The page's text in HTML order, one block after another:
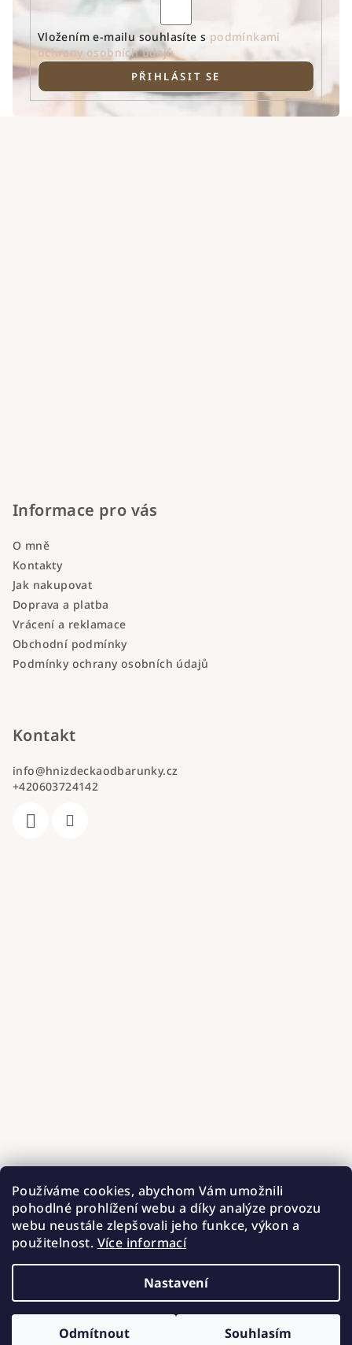
Používáme cookies, abychom Vám umožnili
pohodlné prohlížení webu a díky analýze provozu
webu neustále zlepšovali jeho funkce, výkon a
použitelnost. Více informací
Nastavení
Odmítnout Souhlasím
Vložením e-mailu souhlasíte s podmínkami
ochrany osobních údajů
PŘIHLÁSIT SE
Informace pro vás
O mně
Kontakty
Jak nakupovat
Doprava a platba
Vrácení a reklamace
Obchodní podmínky
Podmínky ochrany osobních údajů
Kontakt
info@hnizdeckaodbarunky.cz
+420603724142
Copyright 2026Hnízdečka od Barunky. Všechna práva
vyhrazena.Upravit nastavení cookies